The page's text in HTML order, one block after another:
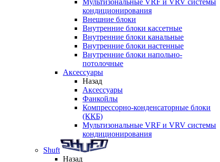
Мультизональные VRF и VRV системы
кондиционирования
Внешние блоки
Внутренние блоки кассетные
Внутренние блоки канальные
Внутренние блоки настенные
Внутренние блоки напольно-
потолочные
Аксессуары
Назад
Аксессуары
Фанкойлы
Компрессорно-конденсаторные блоки
(ККБ)
Мультизональные VRF и VRV системы
кондиционирования
Shuft
Назад